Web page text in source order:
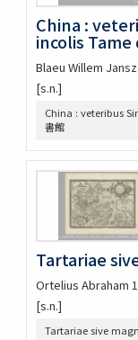
Asie
Asiae nova
[Itinerario,
Linschoten naer
Asiae nova
Maris pacifici
novissima
Asia ex magna
desumpta
Asiæ nova
Asia wie es
Herrschafften
Carte de l'Asie
aultres cy
Asia recens
China :
China
China :
incolis Tame
Blaeu Willem
[s.n.]
China : veteribus
書館
Tartariae
Ortelius Abraham
[s.n.]
Tartariae sive